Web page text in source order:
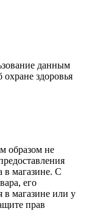
данным
здоровья
образом не
в магазине. С
его
в магазине или у
прав